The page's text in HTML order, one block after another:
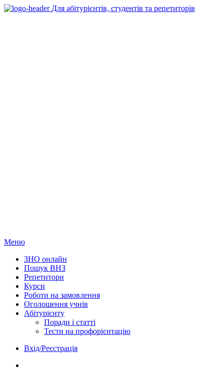
Для абітурієнтів, студентів та репетиторів
Меню
ЗНО онлайн
Пошук ВНЗ
Репетитори
Курси
Роботи на замовлення
Оголошення учнів
Абітурієнту
Поради і статті
Тести на профорієнтацію
Вхід/Реєстрація